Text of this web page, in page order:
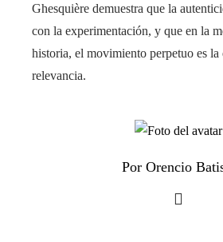
Ghesquière demuestra que la
con la experimentación, y que en la
historia, el movimiento perpetuo es la
relevancia.
Por Orencio